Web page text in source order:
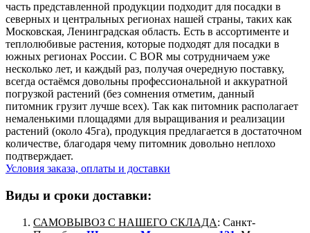
часть представленной продукции подходит для посадки в
северных и центральных регионах нашей страны, таких как
Московская, Ленинградская область. Есть в ассортименте и
теплолюбивые растения, которые подходят для посадки в
южных регионах России. С BOR мы сотрудничаем уже
несколько лет, и каждый раз, получая очередную поставку,
всегда остаёмся довольны профессиональной и аккуратной
погрузкой растений (без сомнения отметим, данный
питомник грузит лучше всех). Так как питомник располагает
немаленькими площадями для выращивания и реализации
растений (около 45га), продукция предлагается в достаточном
количестве, благодаря чему питомник довольно неплохо
подтверждает.
Условия заказа, оплаты и доставки
Виды и сроки доставки:
САМОВЫВОЗ С НАШЕГО СКЛАДА: Санкт-